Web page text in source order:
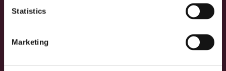
Statistics
Marketing
1301 København K
3392 5200